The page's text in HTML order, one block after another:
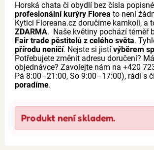
Horská chata či obydlí bez čísla
profesionální kurýry Florea to není
Kytici Floreana.cz doručíme kamkoli, a
ZDARMA. Naše květiny pochází téměř
Fair trade pěstitelů z celého světa.
přírodu neničí. Nejste si jistí výběrem
Potřebujete změnit adresu doručení?
objednávce? Zavolejte nám na +420
Pá 8:00–21:00, So 9:00–17:00), rádi s
poradíme.
Produkt není skladem.